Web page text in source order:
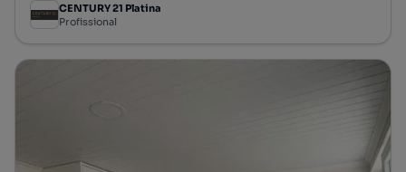
CENTURY 21 Platina
Profissional